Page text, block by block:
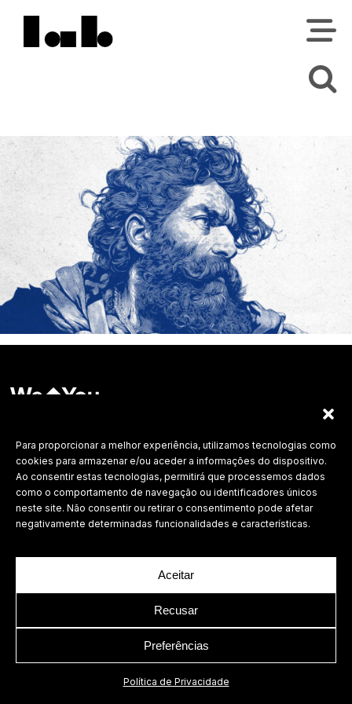
Para proporcionar a melhor experiência, utilizamos tecnologias como
cookies para armazenar e/ou aceder a informações do dispositivo.
Ao consentir estas tecnologias, permitirá que processemos dados
como o comportamento de navegação ou identificadores únicos
neste site. Não consentir ou retirar o consentimento pode afetar
negativamente determinadas funcionalidades e características.
Aceitar
Recusar
Preferências
Política de Privacidade
©2026 Todos os direitos reservados.
Política de Privacidade